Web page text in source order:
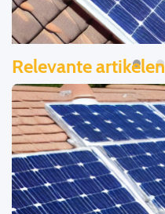
Relevante artikelen